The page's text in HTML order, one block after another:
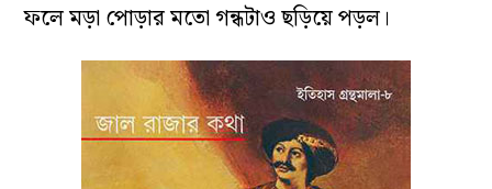
ফলে মড়া পোড়ার মতো গন্ধটাও ছড়িয়ে পড়ল।